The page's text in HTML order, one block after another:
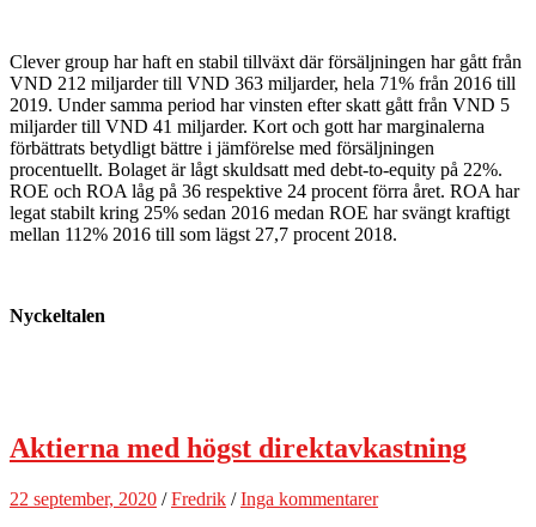
Clever group har haft en stabil tillväxt där försäljningen har gått från
VND 212 miljarder till VND 363 miljarder, hela 71% från 2016 till
2019. Under samma period har vinsten efter skatt gått från VND 5
miljarder till VND 41 miljarder. Kort och gott har marginalerna
förbättrats betydligt bättre i jämförelse med försäljningen
procentuellt. Bolaget är lågt skuldsatt med debt-to-equity på 22%.
ROE och ROA låg på 36 respektive 24 procent förra året. ROA har
legat stabilt kring 25% sedan 2016 medan ROE har svängt kraftigt
mellan 112% 2016 till som lägst 27,7 procent 2018.
Nyckeltalen
Aktierna med högst direktavkastning
22 september, 2020 /Fredrik /Inga kommentarer